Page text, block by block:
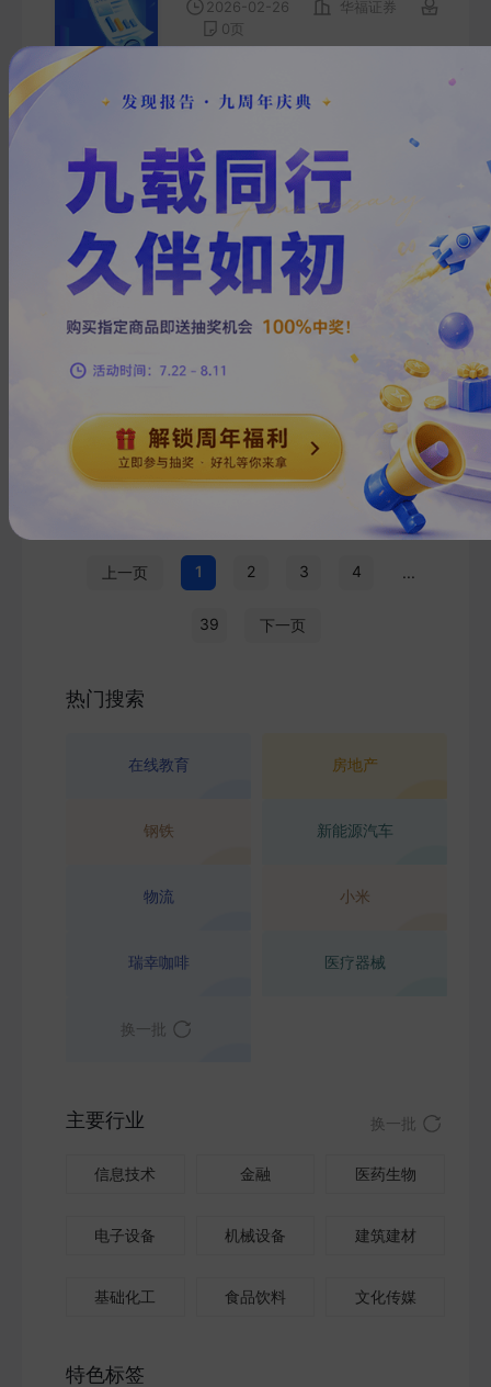
2026-02-26
华福证券
0 页
【2026年度A股展望】转型牛
深入推进
2025-12-27
华福证券
0 页
【华福市场分析】聚焦巡视整
改与高质量发展,勾勒中长期政
策主线——评11月政治局会议
2025-11-28
华福证券
0页
上一页 1 2 3 4 ...
39 下一页
热门搜索
在线教育 房地产
钢铁 新能源汽车
物流 小米
瑞幸咖啡 医疗器械
换一批
主要行业 换一批
信息技术 金融 医药生物
电子设备 机械设备 建筑建材
基础化工 食品饮料 文化传媒
特色标签